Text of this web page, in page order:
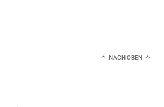
NACH OBEN